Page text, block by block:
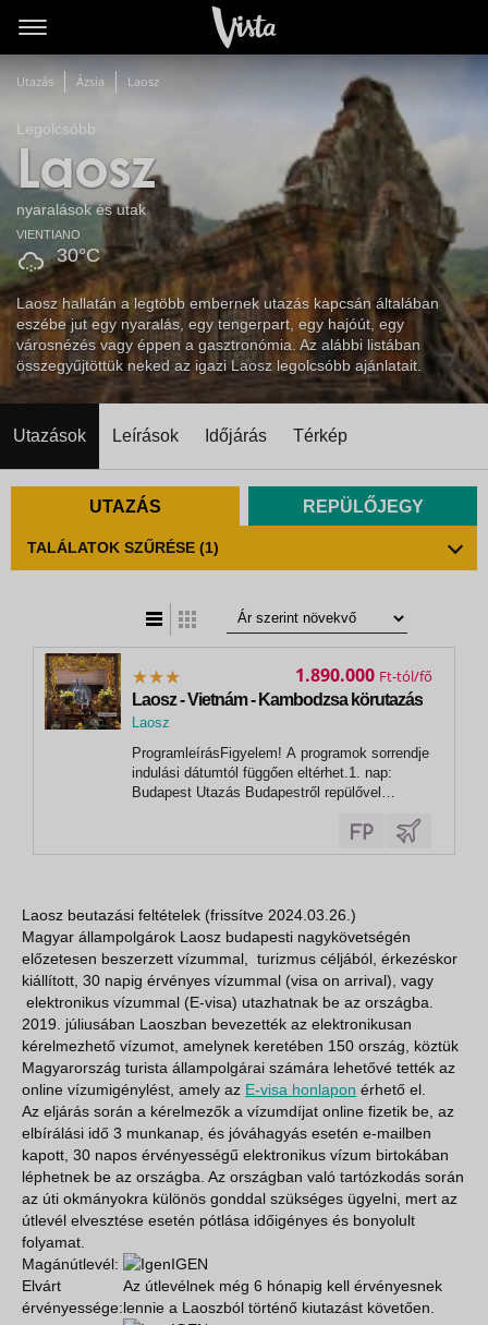
Utazás Ázsia Laosz
Legolcsóbb
Laosz
nyaralások és utak
30°C
VIENTIANO
Laosz hallatán a legtöbb embernek utazás kapcsán általában
eszébe jut egy nyaralás, egy tengerpart, egy hajóút, egy
városnézés vagy éppen a gasztronómia. Az alábbi listában
összegyűjtöttük neked az igazi Laosz legolcsóbb ajánlatait.
Utazások Leírások Időjárás Térkép
UTAZÁS REPÜLŐJEGY
TALÁLATOK SZŰRÉSE (1)
Laosz - Vietnám - Kambodzsa körutazás
Laosz
ProgramleírásFigyelem! A programok sorrendje
indulási dátumtól függően eltérhet.1. nap:
Budapest Utazás Budapestről repülővel
Hanoiba. Éjszaka a repülőn. Repülési
menetrend az oldal alján található.2. nap:
1.890.000 Ft
Laosz beutazási feltételek (frissítve 2024.03.26.)
Magyar állampolgárok Laosz budapesti nagykövetségén
előzetesen beszerzett vízummal, turizmus céljából, érkezéskor
kiállított, 30 napig érvényes vízummal (visa on arrival), vagy
elektronikus vízummal (E-visa) utazhatnak be az országba.
2019. júliusában Laoszban bevezették az elektronikusan
kérelmezhető vízumot, amelynek keretében 150 ország, köztük
Magyarország turista állampolgárai számára lehetővé tették az
online vízumigénylést, amely az E-visa honlapon érhető el.
Az eljárás során a kérelmezők a vízumdíjat online fizetik be, az
elbírálási idő 3 munkanap, és jóváhagyás esetén e-mailben
kapott, 30 napos érvényességű elektronikus vízum birtokában
léphetnek be az országba. Az országban való tartózkodás során
az úti okmányokra különös gonddal szükséges ügyelni, mert az
útlevél elvesztése esetén pótlása időigényes és bonyolult
folyamat.
Magánútlevél:
Elvárt
érvényessége:
IGEN
Az útlevélnek még 6 hónapig kell érvényesnek
lennie a Laoszból történő kiutazást követően.